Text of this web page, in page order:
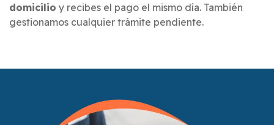
domicilio y recibes el pago el mismo día. También
gestionamos cualquier trámite pendiente.